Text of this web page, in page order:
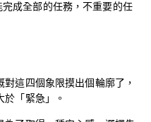
完成全部的任務，不重要的任
這四個象限摸出個輪廓了，
「緊急」。